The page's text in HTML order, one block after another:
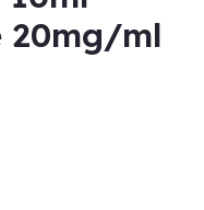
20mg/ml